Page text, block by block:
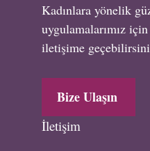
Kadınlara yönelik
uygulamalarımız
iletişime
Bize Ulaşın
İletişim